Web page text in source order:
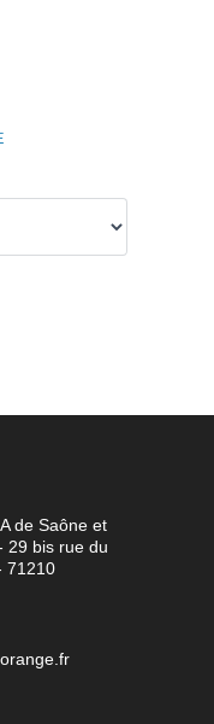
de Saône et
29 bis rue du
71210